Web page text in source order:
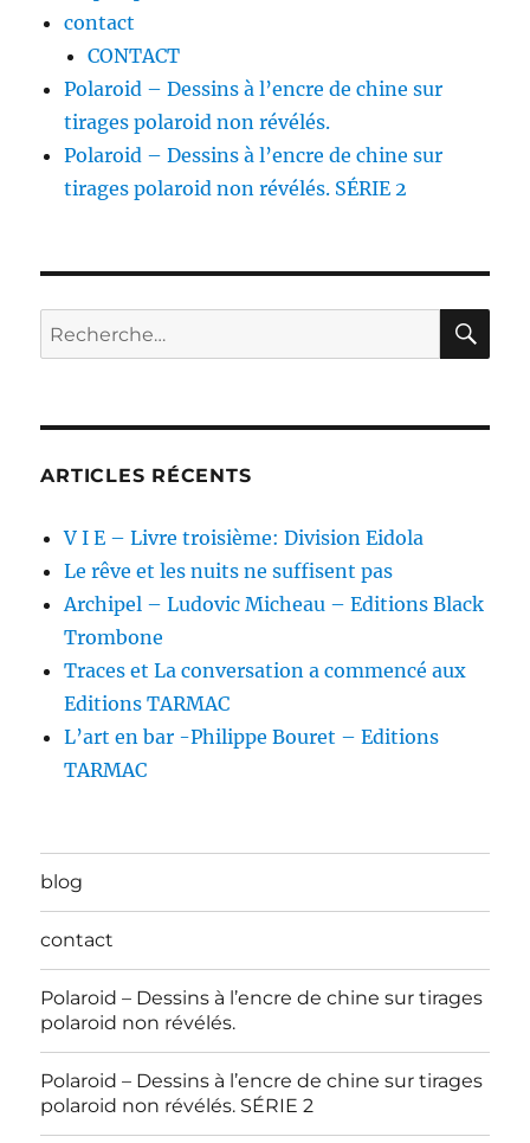
contact
CONTACT
Polaroid – Dessins à l’encre de chine sur
tirages polaroid non révélés.
Polaroid – Dessins à l’encre de chine sur
tirages polaroid non révélés. SÉRIE 2
Recherche
pour :
ARTICLES RÉCENTS
V I E – Livre troisième: Division Eidola
Le rêve et les nuits ne suffisent pas
Archipel – Ludovic Micheau – Editions Black
Trombone
Traces et La conversation a commencé aux
Editions TARMAC
L’art en bar -Philippe Bouret – Editions
TARMAC
blog
contact
Polaroid – Dessins à l’encre de chine sur tirages
polaroid non révélés.
Polaroid – Dessins à l’encre de chine sur tirages
polaroid non révélés. SÉRIE 2